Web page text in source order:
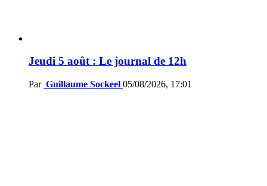
Jeudi 5 août : Le journal de 12h
Par Guillaume Sockeel 05/08/2026, 17:01